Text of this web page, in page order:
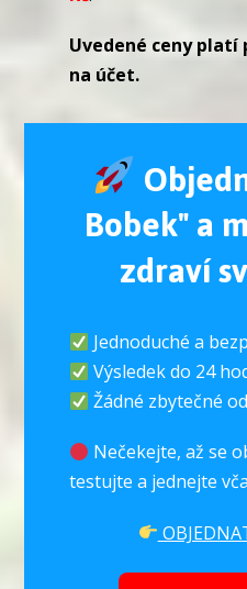
Uvedené ceny
na účet.
Bobek" a
zdraví
Jednoduché a
Výsledek do 24
Žádné zbytečné
Nečekejte, až se
testujte a jednejte